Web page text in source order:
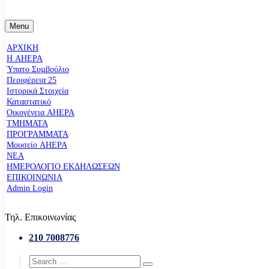
Menu
ΑΡΧΙΚΗ
Η AHEPA
Ύπατο Συµβούλιο
Περιφέρεια 25
Ιστορικά Στοιχεία
Καταστατικό
Οικογένεια AHEPA
ΤΜΗΜΑΤΑ
ΠΡΟΓΡΑΜΜΑΤΑ
Μουσείο AHEPA
ΝΕΑ
ΗΜΕΡΟΛΟΓΙΟ ΕΚΔΗΛΩΣΕΩΝ
ΕΠΙΚΟΙΝΩΝΙΑ
Admin Login
Τηλ. Επικοινωνίας
210 7008776